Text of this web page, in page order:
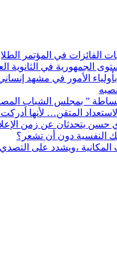
الفائزات في المؤتمر
الجمهورية في الثانوية
الأمور في مشهد
” بمجلس الشباب
المتقن… لأنها
حسن يتحدثان عن زمن
النفسية دون أن تشعر؟
،ويشدد على